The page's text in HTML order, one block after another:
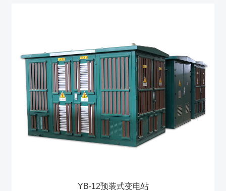
YB-12预装式变电站